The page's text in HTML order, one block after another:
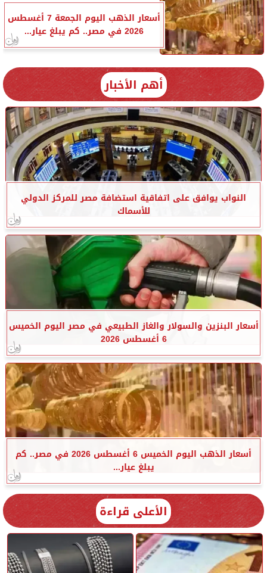
أسعار الذهب اليوم الجمعة 7 أغسطس
2026 في مصر.. كم يبلغ عيار...
أهم الأخبار
النواب يوافق على اتفاقية استضافة مصر للمركز الدولي
للأسماك
أسعار البنزين والسولار والغاز الطبيعي في مصر اليوم الخميس
6 أغسطس 2026
أسعار الذهب اليوم الخميس 6 أغسطس 2026 في مصر.. كم
يبلغ عيار...
الأعلى قراءة